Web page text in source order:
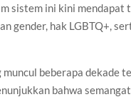
sistem ini kini mendapat
gender, hak LGBTQ+,
muncul beberapa
bahwa